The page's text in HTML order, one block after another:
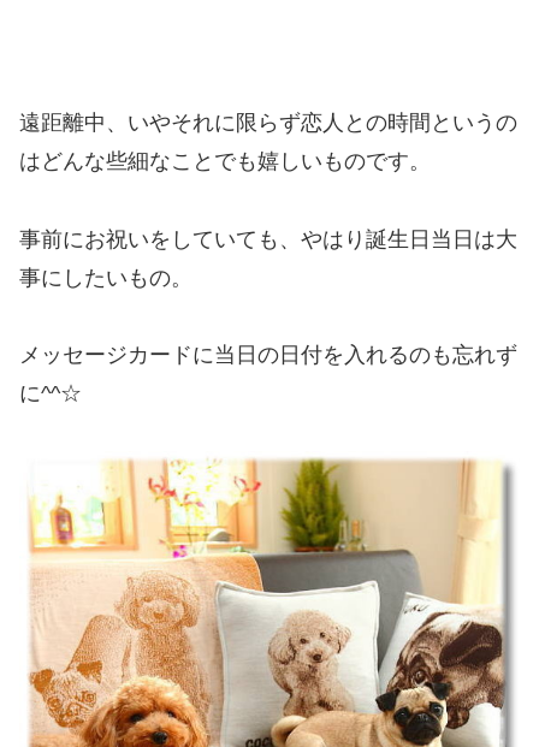
遠距離中、いやそれに限らず恋人との時間というの
はどんな些細なことでも嬉しいものです。
事前にお祝いをしていても、やはり誕生日当日は大
事にしたいもの。
メッセージカードに当日の日付を入れるのも忘れず
に^^☆